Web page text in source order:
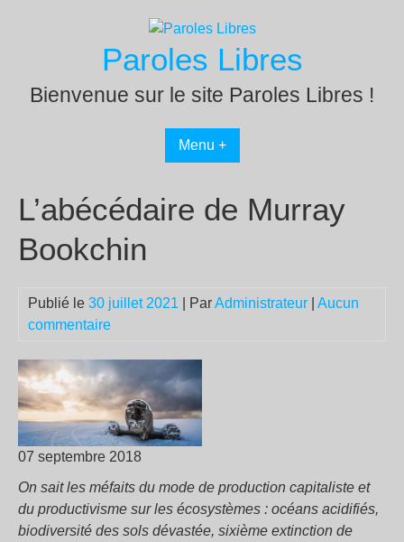
Paroles Libres
Bienvenue sur le site Paroles Libres !
Menu +
L’abécédaire de Murray
Bookchin
Publié le 30 juillet 2021 | ParAdministrateur
Aucun
commentaire
07 septembre 2018
On sait les méfaits du mode de production capitaliste et
du productivisme sur les écosystèmes : océans acidifiés,
biodiversité des sols dévastée, sixième extinction de